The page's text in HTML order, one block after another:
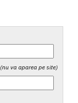
(nu va aparea pe site)